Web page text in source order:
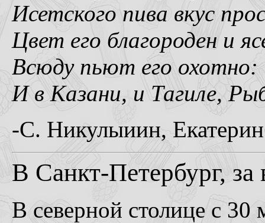
Исетского пива вкус
Цвет его благороден и
Всюду пьют его охотно:
И в Казани, и Тагиле,
-С. Никулыиин,
В Санкт-Петербург, за
В северной столице с 30